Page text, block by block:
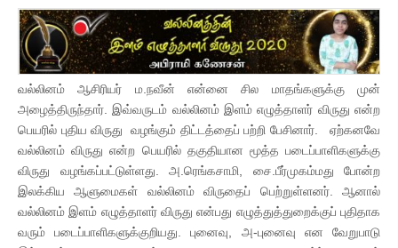
வல்லினம் ஆசிரியர் ம.நவீன் என்னை சில மாதங்களுக்கு முன்
அழைத்திருந்தார். இவ்வருடம் வல்லினம் இளம் எழுத்தாளர் விருது என்ற
பெயரில் புதிய விருது வழங்கும் திட்டத்தைப் பற்றி பேசினார். ஏற்கனவே
வல்லினம் விருது என்ற பெயரில் தகுதியான மூத்த படைப்பாளிகளுக்கு
விருது வழங்கப்பட்டுள்ளது. அ.ரெங்கசாமி, சை.பீர்முகம்மது போன்ற
இலக்கிய ஆளுமைகள் வல்லினம் விருதைப் பெற்றுள்ளனர். ஆனால்
வல்லினம் இளம் எழுத்தாளர் விருது என்பது எழுத்துத்துறைக்குப் புதிதாக
வரும் படைப்பாளிகளுக்குறியது. புனைவு, அ-புனைவு என வேறுபாடு